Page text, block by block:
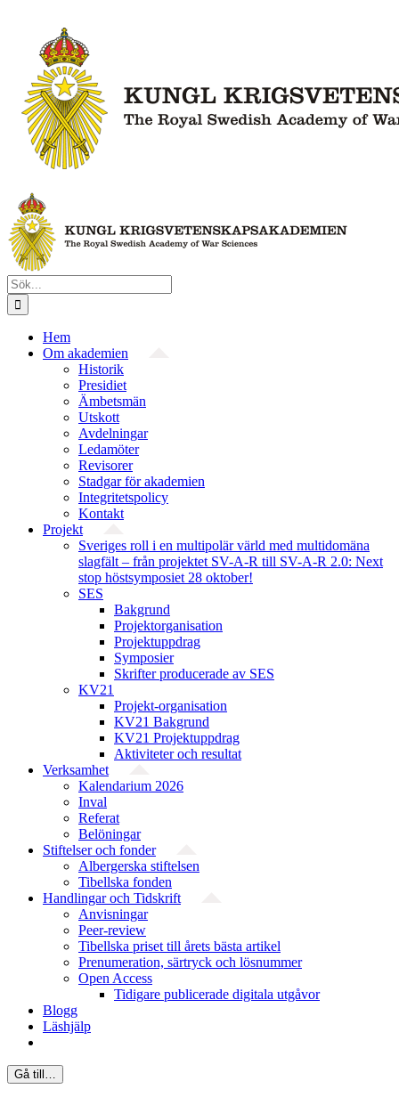
innehållet
Sök
efter:
Hem
Om akademien
Historik
Presidiet
Ämbetsmän
Utskott
Avdelningar
Ledamöter
Revisorer
Stadgar för akademien
Integritetspolicy
Kontakt
Projekt
Sveriges roll i en multipolär värld med multidomäna
slagfält – från projektet SV-A-R till SV-A-R 2.0: Next
stop höstsymposiet 28 oktober!
SES
Bakgrund
Projekt­organisation
Projektuppdrag
Symposier
Skrifter producerade av SES
KV21
Projekt-organisation
KV21 Bakgrund
KV21 Projektuppdrag
Aktiviteter och resultat
Verksamhet
Kalendarium 2026
Inval
Referat
Belöningar
Stiftelser och fonder
Albergerska stiftelsen
Tibellska fonden
Handlingar och Tidskrift
Anvisningar
Peer-review
Tibellska priset till årets bästa artikel
Prenumeration, särtryck och lösnummer
Open Access
Tidigare publicerade digitala utgåvor
Blogg
Läshjälp
Gå till…